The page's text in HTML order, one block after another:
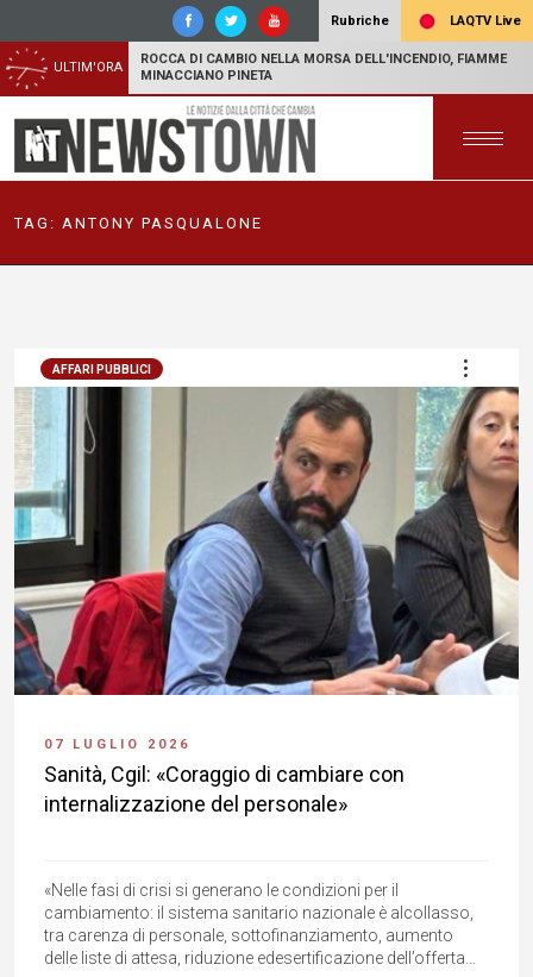
Rubriche LAQTV Live
ULTIM'ORA
ROCCA DI CAMBIO NELLA MORSA DELL'INCENDIO, FIAMME
MINACCIANO PINETA
TAG: ANTONY PASQUALONE
AFFARI PUBBLICI
07 LUGLIO 2026
Sanità, Cgil: «Coraggio di cambiare con
internalizzazione del personale»
«Nelle fasi di crisi si generano le condizioni per il
cambiamento: il sistema sanitario nazionale è alcollasso,
tra carenza di personale, sottofinanziamento, aumento
delle liste di attesa, riduzione edesertificazione dell’offerta...